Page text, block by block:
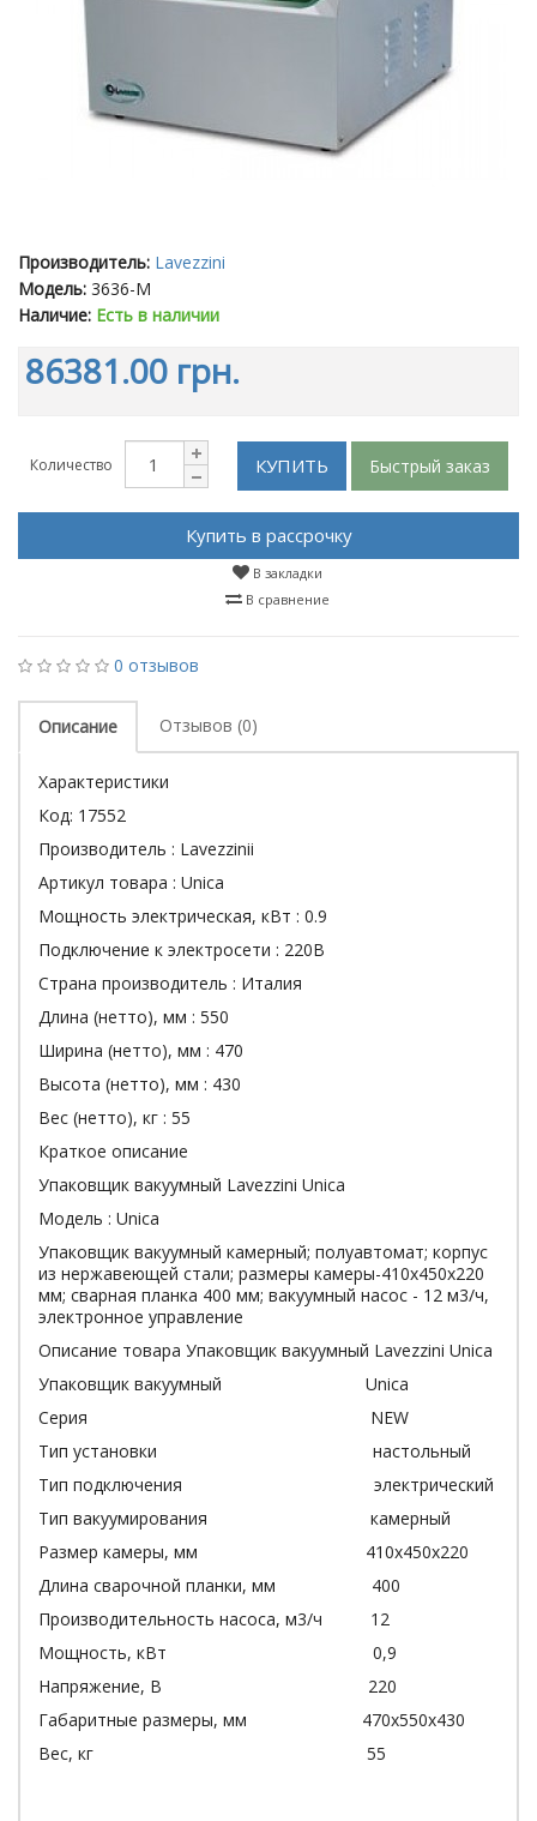
Производитель: Lavezzini
Модель: 3636-M
Наличие: Есть в наличии
86381.00 грн.
Количество КУПИТЬ Быстрый заказ
Купить в рассрочку
В закладки
В сравнение
0 отзывов
Описание Отзывов (0)
Характеристики
Код: 17552
Производитель : Lavezzinii
Артикул товара : Unica
Мощность электрическая, кВт : 0.9
Подключение к электросети : 220В
Страна производитель : Италия
Длина (нетто), мм : 550
Ширина (нетто), мм : 470
Высота (нетто), мм : 430
Вес (нетто), кг : 55
Краткое описание
Упаковщик вакуумный Lavezzini Unica
Модель : Unica
Упаковщик вакуумный камерный; полуавтомат; корпус
из нержавеющей стали; размеры камеры-410х450x220
мм; сварная планка 400 мм; вакуумный насос - 12 м3/ч,
электронное управление
Описание товара Упаковщик вакуумный Lavezzini Unica
Упаковщик вакуумный Unica
Серия NEW
Тип установки настольный
Тип подключения электрический
Тип вакуумирования камерный
Размер камеры, мм 410х450х220
Длина сварочной планки, мм 400
Производительность насоса, м3/ч 12
Мощность, кВт 0,9
Напряжение, В 220
Габаритные размеры, мм 470x550x430
Вес, кг 55